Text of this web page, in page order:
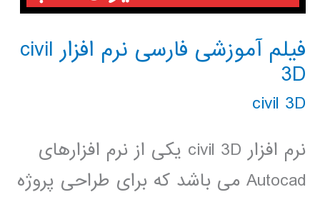
فیلم آموزشی فارسی نرم افزار civil
3D
civil 3D
نرم افزار civil 3D یکی از نرم افزارهای
Autocad می باشد که برای طراحی پروژه